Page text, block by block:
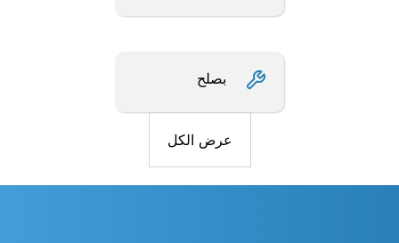
بصلح
عرض الكل